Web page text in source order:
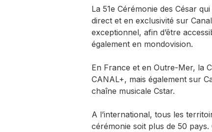
La 51e Cérémonie des César
direct et en exclusivité sur
exceptionnel, afin d’être
également en mondovision.
En France et en Outre-Mer, la
CANAL+, mais également sur
chaîne musicale Cstar.
A l’international, tous les
cérémonie soit plus de 50